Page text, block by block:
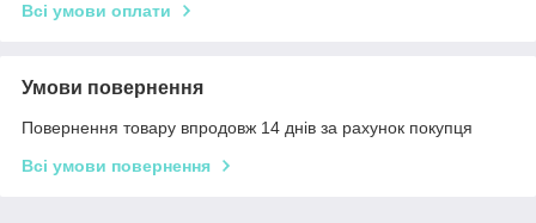
Всі умови оплати
Умови повернення
Повернення товару впродовж 14 днів за рахунок покупця
Всі умови повернення